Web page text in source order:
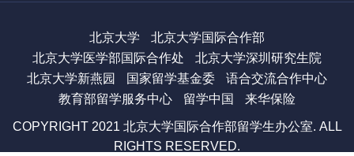
北京大学
北京大学国际合作部
北京大学医学部国际合作处
北京大学深圳研究生院
北京大学新燕园
国家留学基金委
语合交流合作中心
教育部留学服务中心
留学中国 来华保险
COPYRIGHT 2021 北京大学国际合作部留学生办公室. ALL
RIGHTS RESERVED.